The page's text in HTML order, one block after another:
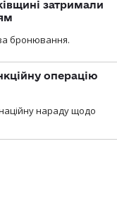
затримали
бронювання.
операцію
нараду щодо